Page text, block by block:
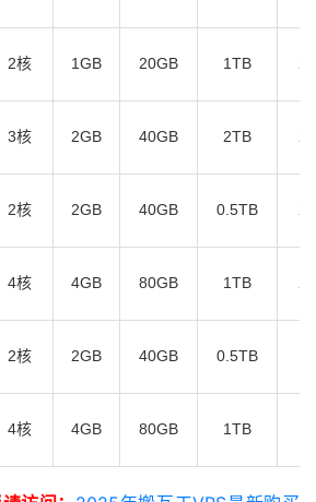
2核 1GB 20GB 1TB
3核 2GB 40GB 2TB
2核 2GB 40GB 0.5TB
4核 4GB 80GB 1TB
2核 2GB 40GB 0.5TB
4核 4GB 80GB 1TB